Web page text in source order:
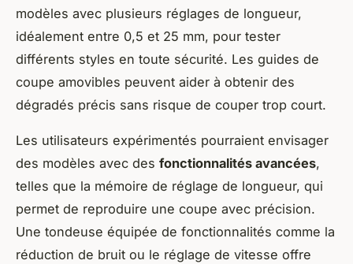
modèles avec plusieurs réglages de longueur,
idéalement entre 0,5 et 25 mm, pour tester
différents styles en toute sécurité. Les guides de
coupe amovibles peuvent aider à obtenir des
dégradés précis sans risque de couper trop court.
Les utilisateurs expérimentés pourraient envisager
des modèles avec des fonctionnalités avancées,
telles que la mémoire de réglage de longueur, qui
permet de reproduire une coupe avec précision.
Une tondeuse équipée de fonctionnalités comme la
réduction de bruit ou le réglage de vitesse offre